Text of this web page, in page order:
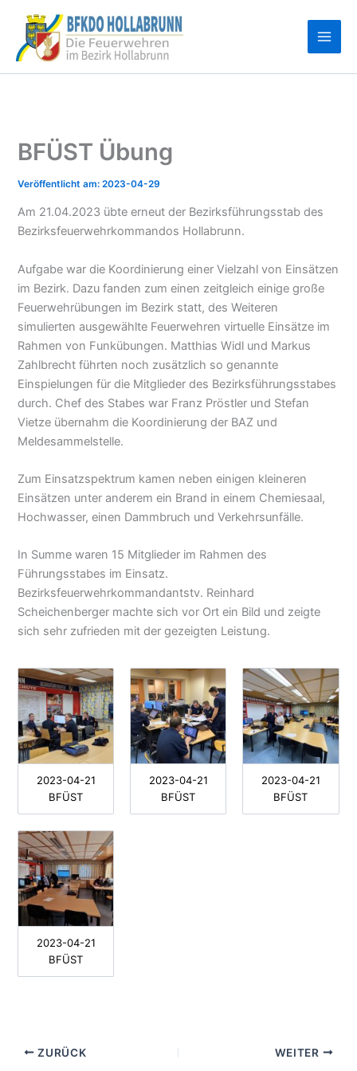
Inhalt
springen
BFÜST Übung
2023-04-29
Am 21.04.2023 übte erneut der Bezirksführungsstab des
Bezirksfeuerwehrkommandos Hollabrunn.
Aufgabe war die Koordinierung einer Vielzahl von Einsätzen
im Bezirk. Dazu fanden zum einen zeitgleich einige große
Feuerwehrübungen im Bezirk statt, des Weiteren
simulierten ausgewählte Feuerwehren virtuelle Einsätze im
Rahmen von Funkübungen. Matthias Widl und Markus
Zahlbrecht führten noch zusätzlich so genannte
Einspielungen für die Mitglieder des Bezirksführungsstabes
durch. Chef des Stabes war Franz Pröstler und Stefan
Vietze übernahm die Koordinierung der BAZ und
Meldesammelstelle.
Zum Einsatzspektrum kamen neben einigen kleineren
Einsätzen unter anderem ein Brand in einem Chemiesaal,
Hochwasser, einen Dammbruch und Verkehrsunfälle.
In Summe waren 15 Mitglieder im Rahmen des
Führungsstabes im Einsatz.
Bezirksfeuerwehrkommandantstv. Reinhard
Scheichenberger machte sich vor Ort ein Bild und zeigte
sich sehr zufrieden mit der gezeigten Leistung.
2023-04-21
BFÜST
2023-04-21
BFÜST
2023-04-21
BFÜST
2023-04-21
BFÜST
ZURÜCK WEITER